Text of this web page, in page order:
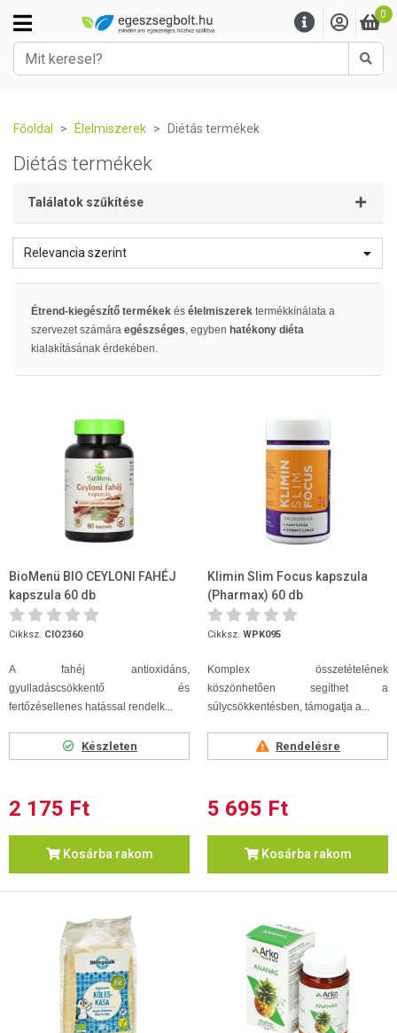
0
Főoldal Élelmiszerek Diétás termékek
Diétás termékek
Találatok szűkítése
Relevancia szerint
Étrend-kiegészítő termékek és élelmiszerek termékkínálata a
szervezet számára egészséges, egyben hatékony diéta
kialakításának érdekében.
BioMenü BIO CEYLONI FAHÉJ
kapszula 60 db
Cikksz. CIO2360
A fahéj antioxidáns,
gyulladáscsökkentő és
fertőzésellenes hatással rendelk...
Készleten
2 175 Ft
Kosárba rakom
Klimin Slim Focus kapszula
(Pharmax) 60 db
Cikksz. WPK095
Komplex összetételének
köszönhetően segíthet a
súlycsökkentésben, támogatja a...
Rendelésre
5 695 Ft
Kosárba rakom